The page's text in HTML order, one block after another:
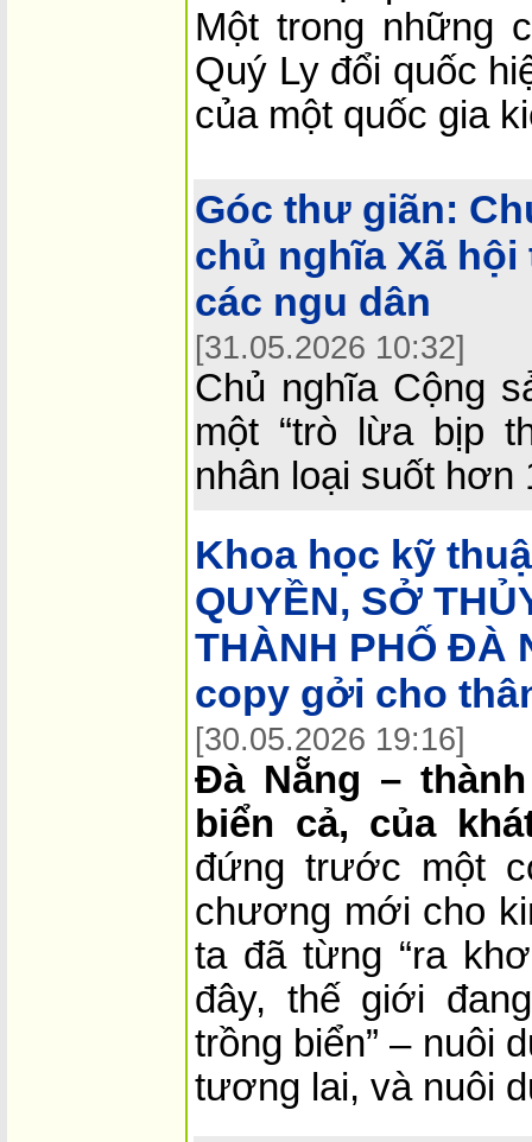
Một trong những
Quý Ly đổi quốc
của một quốc gia
Góc thư giãn:
chủ nghĩa Xã
các ngu dân
[31.05.2026 10:32]
Chủ nghĩa Cộng
một “trò lừa bịp
nhân loại suốt hơn
Khoa học kỹ
QUYỀN, SỞ
THÀNH PHỐ ĐÀ
copy gởi cho
[30.05.2026 19:16]
Đà Nẵng –
biển cả, của
đứng trước một
chương mới cho
ta đã từng “ra
đây, thế giới
trồng biển” – nuôi
tương lai, và nuôi